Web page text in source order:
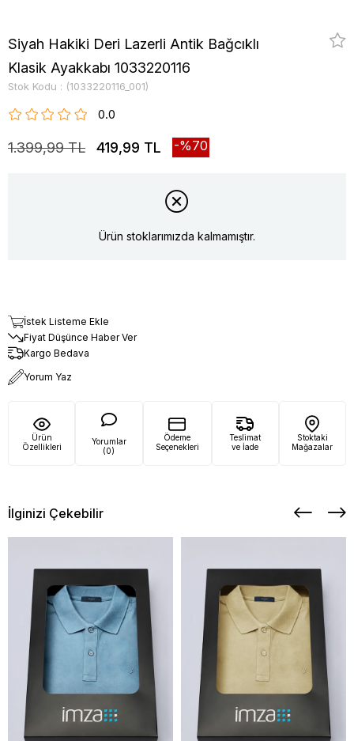
Siyah Hakiki Deri Lazerli Antik Bağcıklı
Klasik Ayakkabı 1033220116
Stok Kodu (1033220116_001)
0.0
1.399,99 TL 419,99 TL 70
Ürün stoklarımızda kalmamıştır.
İstek Listeme Ekle
Fiyat Düşünce Haber Ver
Kargo Bedava
Yorum Yaz
Ürün
Özellikleri
Yorumlar
(0)
Ödeme
Seçenekleri
Teslimat
ve İade
Stoktaki
Mağazalar
İlginizi Çekebilir